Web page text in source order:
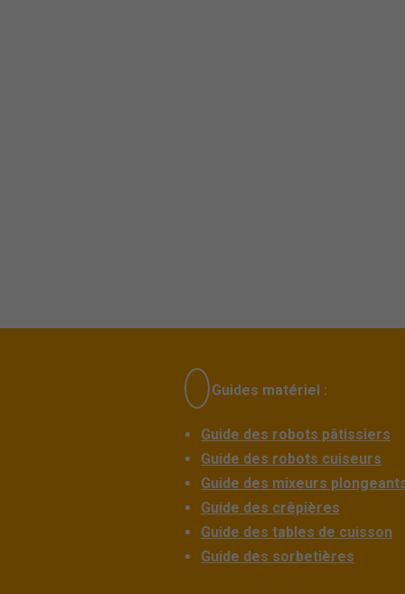
Guides matériel :
Guide des robots pâtissiers
Guide des robots cuiseurs
Guide des mixeurs
Guide des crêpières
Guide des tables de cuisson
Guide des sorbetières